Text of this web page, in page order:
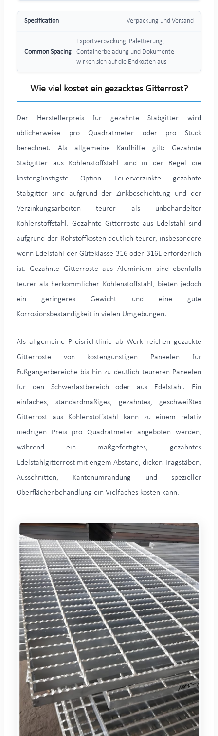
Verpackung und Versand
Exportverpackung, Palettierung,
Containerbeladung und Dokumente
wirken sich auf die Endkosten aus
Wie viel kostet ein gezacktes Gitterrost?
Der Herstellerpreis für gezahnte Stabgitter wird
üblicherweise pro Quadratmeter oder pro Stück
berechnet. Als allgemeine Kaufhilfe gilt: Gezahnte
Stabgitter aus Kohlenstoffstahl sind in der Regel die
kostengünstigste Option. Feuerverzinkte gezahnte
Stabgitter sind aufgrund der Zinkbeschichtung und der
Verzinkungsarbeiten teurer als unbehandelter
Kohlenstoffstahl. Gezahnte Gitterroste aus Edelstahl sind
aufgrund der Rohstoffkosten deutlich teurer, insbesondere
wenn Edelstahl der Güteklasse 316 oder 316L erforderlich
ist. Gezahnte Gitterroste aus Aluminium sind ebenfalls
teurer als herkömmlicher Kohlenstoffstahl, bieten jedoch
ein geringeres Gewicht und eine gute
Korrosionsbeständigkeit in vielen Umgebungen.
Als allgemeine Preisrichtlinie ab Werk reichen gezackte
Gitterroste von kostengünstigen Paneelen für
Fußgängerbereiche bis hin zu deutlich teureren Paneelen
für den Schwerlastbereich oder aus Edelstahl. Ein
einfaches, standardmäßiges, gezahntes, geschweißtes
Gitterrost aus Kohlenstoffstahl kann zu einem relativ
niedrigen Preis pro Quadratmeter angeboten werden,
während ein maßgefertigtes, gezahntes
Edelstahlgitterrost mit engem Abstand, dicken Tragstäben,
Ausschnitten, Kantenumrandung und spezieller
Oberflächenbehandlung ein Vielfaches kosten kann.